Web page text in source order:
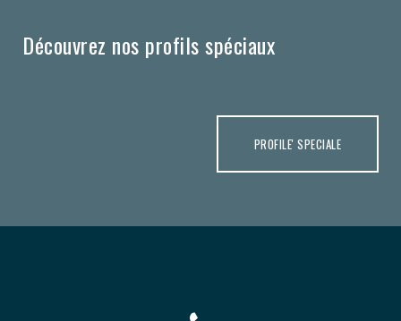
Découvrez nos profils spéciaux
PROFILE' SPECIALE